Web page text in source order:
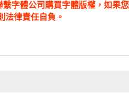
字體公司購買字體版權，如果您
法律責任自負。